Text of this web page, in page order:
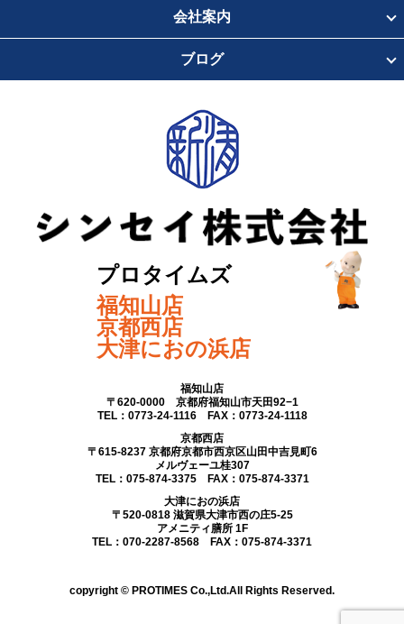
会社案内
ブログ
プロタイムズ
福知山店
京都西店
大津におの浜店
福知山店
〒620-0000 京都府福知山市天田92−1
TEL：0773-24-1116 FAX：0773-24-1118
京都西店
〒615-8237 京都府京都市西京区山田中吉見町6
メルヴェーユ桂307
TEL：075-874-3375 FAX：075-874-3371
大津におの浜店
〒520-0818 滋賀県大津市西の庄5-25
アメニティ膳所 1F
TEL：070-2287-8568 FAX：075-874-3371
copyright © PROTIMES Co.,Ltd.All Rights Reserved.